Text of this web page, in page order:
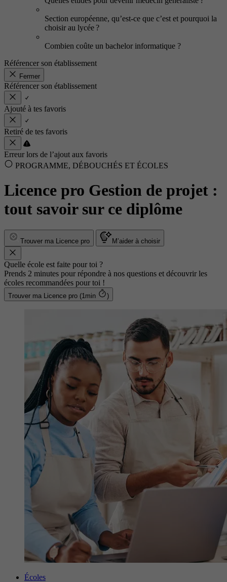
Section européenne, qu’est-ce que c’est et pourquoi la
choisir au lycée ?
Combien coûte un bachelor informatique ?
Référencer son établissement
Fermer
Référencer son établissement
Ajouté à tes favoris
Retiré de tes favoris
Erreur lors de l’ajout aux favoris
PROGRAMME, DÉBOUCHÉS ET ÉCOLES
Licence pro Gestion de projet :
tout savoir sur ce diplôme
Trouver ma Licence pro M’aider à choisir
Quelle école est faite pour toi ?
Prends 2 minutes pour répondre à nos questions et découvrir les
écoles recommandées pour toi !
Trouver ma Licence pro (1min )
Écoles